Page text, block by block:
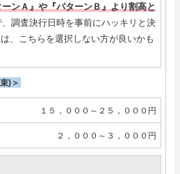
ンＡ』や『パターンＢ』より割高と
、調査決行日時を事前にハッキリと決
、こちらを選択しない方が良いかも
)＞
１５，０００～２５，０００円
２，０００～３，０００円